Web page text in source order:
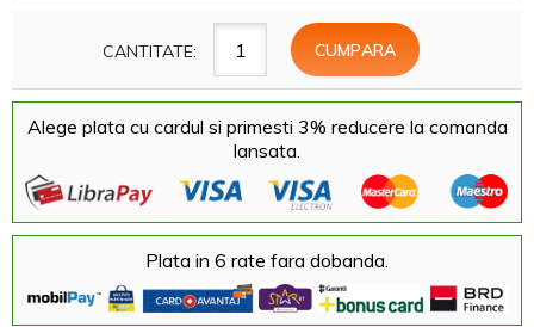
CANTITATE:
Alege plata cu cardul si primesti 3% reducere la comanda
lansata.
Plata in 6 rate fara dobanda.